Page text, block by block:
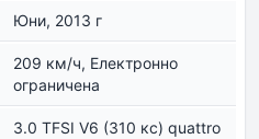
Юни, 2013 г
209 км/ч, Електронно
ограничена
3.0 TFSI V6 (310 кс) quattro